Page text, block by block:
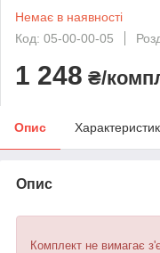
Немає в наявності
Код: 05-00-00-05
1 248 ₴/
Опис
Опис
Комплект не вимагає